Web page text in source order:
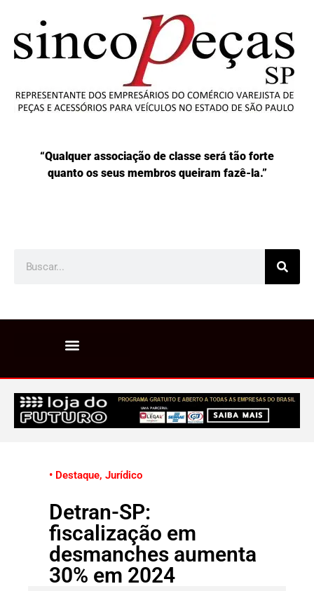
“Qualquer associação de classe será tão forte
quanto os seus membros queiram fazê-la.”
• Destaque, Jurídico
Detran-SP:
fiscalização em
desmanches aumenta
30% em 2024